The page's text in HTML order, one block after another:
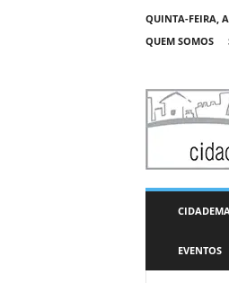
QUINTA-FEIRA,
QUEM SOMOS
C
d
EVENTOS